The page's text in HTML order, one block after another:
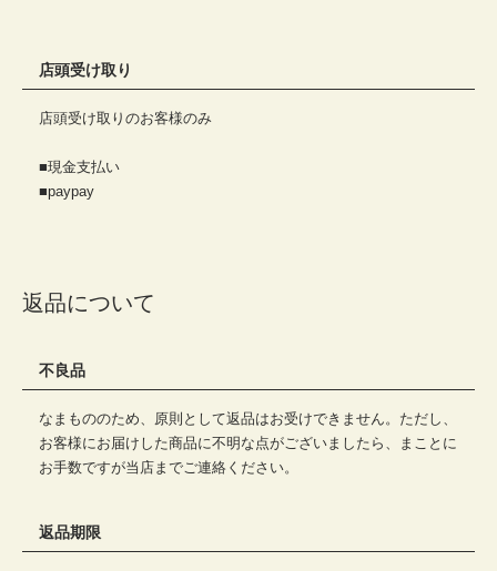
店頭受け取り
店頭受け取りのお客様のみ
■現金支払い
■paypay
返品について
不良品
なまもののため、原則として返品はお受けできません。ただし、
お客様にお届けした商品に不明な点がございましたら、まことに
お手数ですが当店までご連絡ください。
返品期限